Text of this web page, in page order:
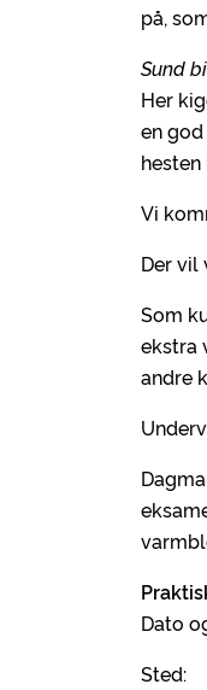
på,
Sund
Her
en
Vi
Der vil
Som
ekstra
andre
Dato